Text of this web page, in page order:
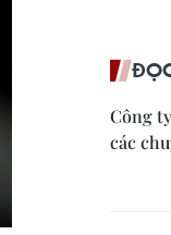
Công
các